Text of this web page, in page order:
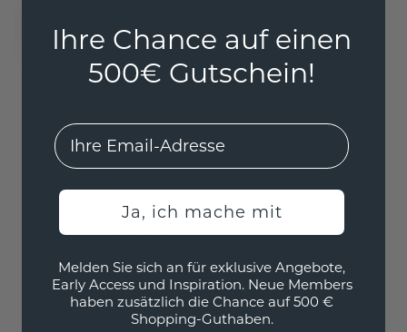
Anhänger Blanche
Gold/Schwarz Perle
295,20 €369,- €
Exkl. MwSt. & Zölle
Ihre Chance auf einen
500€ Gutschein!
EMail
Ja, ich mache mit
Melden Sie sich an für exklusive Angebote,
Early Access und Inspiration. Neue Members
haben zusätzlich die Chance auf 500 €
Shopping-Guthaben.